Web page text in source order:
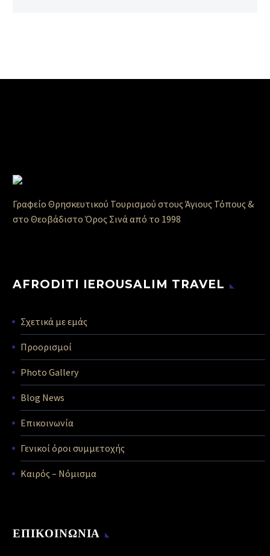
Γραφείο Θρησκευτικού Τουρισμού στους Άγιους Τόπους &
στο Θεοβάδιστο Όρος Σινά από το 1998
AFRODITI IEROUSALIM TRAVEL
Σχετικά με εμάς
Προορισμοί
Photo Gallery
Blog News
Επικοινωνία
Γενικοί όροι συμμετοχής
Καιρός – Νόμισμα
ΕΠΙΚΟΙΝΩΝΙΑ